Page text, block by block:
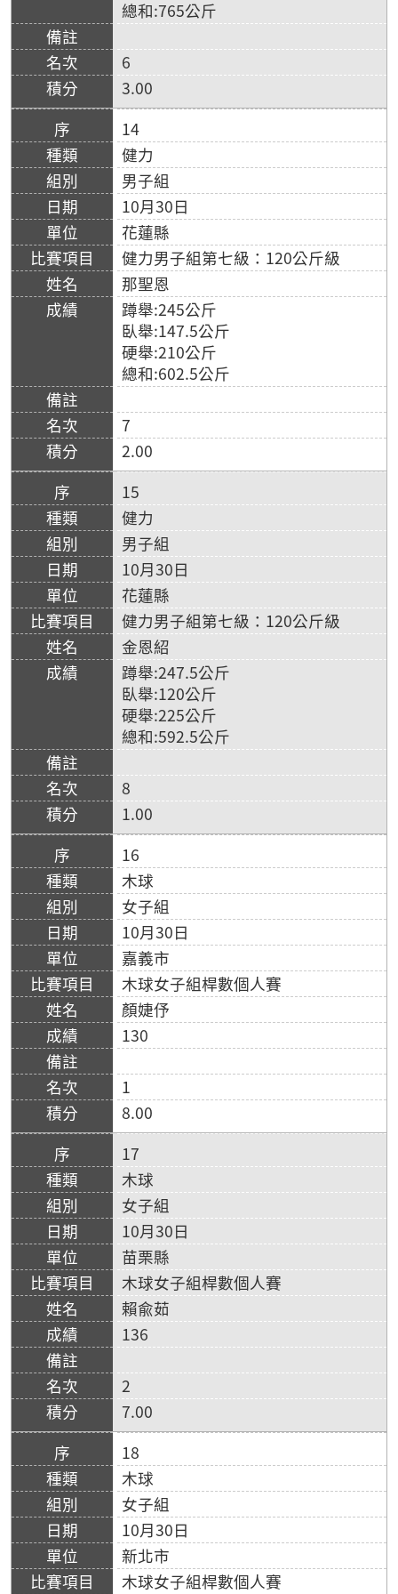
總和:765公斤
6
3.00
14
健力
男子組
10月30日
花蓮縣
健力男子組第七級：120公斤級
那聖恩
蹲舉:245公斤
臥舉:147.5公斤
硬舉:210公斤
總和:602.5公斤
7
2.00
15
健力
男子組
10月30日
花蓮縣
健力男子組第七級：120公斤級
金恩紹
蹲舉:247.5公斤
臥舉:120公斤
硬舉:225公斤
總和:592.5公斤
8
1.00
16
木球
女子組
10月30日
嘉義市
木球女子組桿數個人賽
顏婕伃
130
1
8.00
17
木球
女子組
10月30日
苗栗縣
木球女子組桿數個人賽
賴兪茹
136
2
7.00
18
木球
女子組
10月30日
新北市
木球女子組桿數個人賽